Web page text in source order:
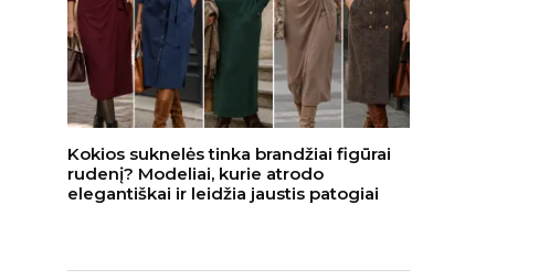
Kokios suknelės tinka brandžiai figūrai
rudenį? Modeliai, kurie atrodo
elegantiškai ir leidžia jaustis patogiai